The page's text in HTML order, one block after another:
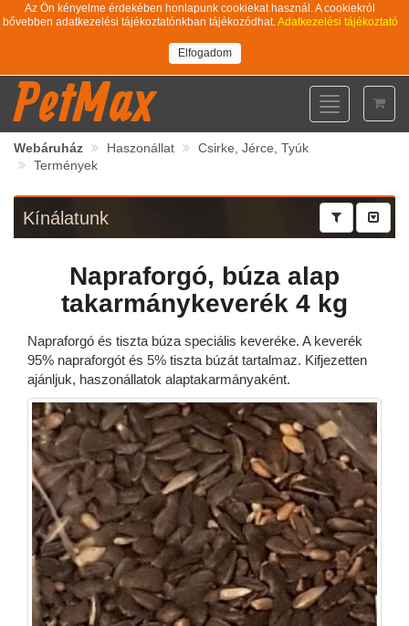
Az Ön kényelme érdekében honlapunk cookiekat használ. A cookiekról
bővebben adatkezelési tájékoztatónkban tájékozódhat.Adatkezelési tájékoztató
Elfogadom
PetMax
Toggle
navigation
Webáruház
Haszonállat
Csirke, Jérce, Tyúk
Termények
Kínálatunk
Napraforgó, búza alap
takarmánykeverék 4 kg
Napraforgó és tiszta búza speciális keveréke. A keverék
95% napraforgót és 5% tiszta búzát tartalmaz. Kifjezetten
ajánljuk, haszonállatok alaptakarmányaként.